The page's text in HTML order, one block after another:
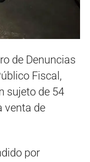
de Denuncias
Fiscal,
sujeto de 54
venta de
por